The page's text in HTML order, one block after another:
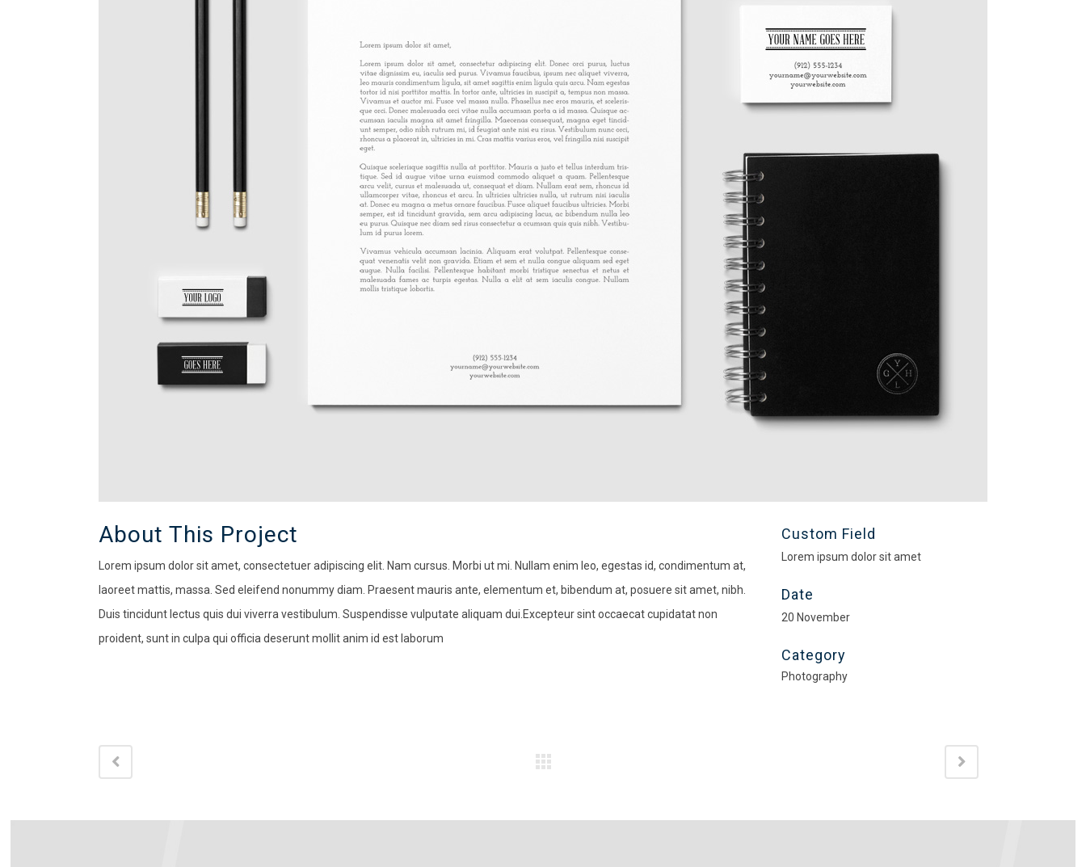
About This Project
Lorem ipsum dolor sit amet, consectetuer adipiscing elit. Nam cursus. Morbi ut mi. Nullam enim leo, egestas id, condimentum at,
laoreet mattis, massa. Sed eleifend nonummy diam. Praesent mauris ante, elementum et, bibendum at, posuere sit amet, nibh.
Duis tincidunt lectus quis dui viverra vestibulum. Suspendisse vulputate aliquam dui.Excepteur sint occaecat cupidatat non
proident, sunt in culpa qui officia deserunt mollit anim id est laborum
Custom Field
Lorem ipsum dolor sit amet
Date
20 November
Category
Photography